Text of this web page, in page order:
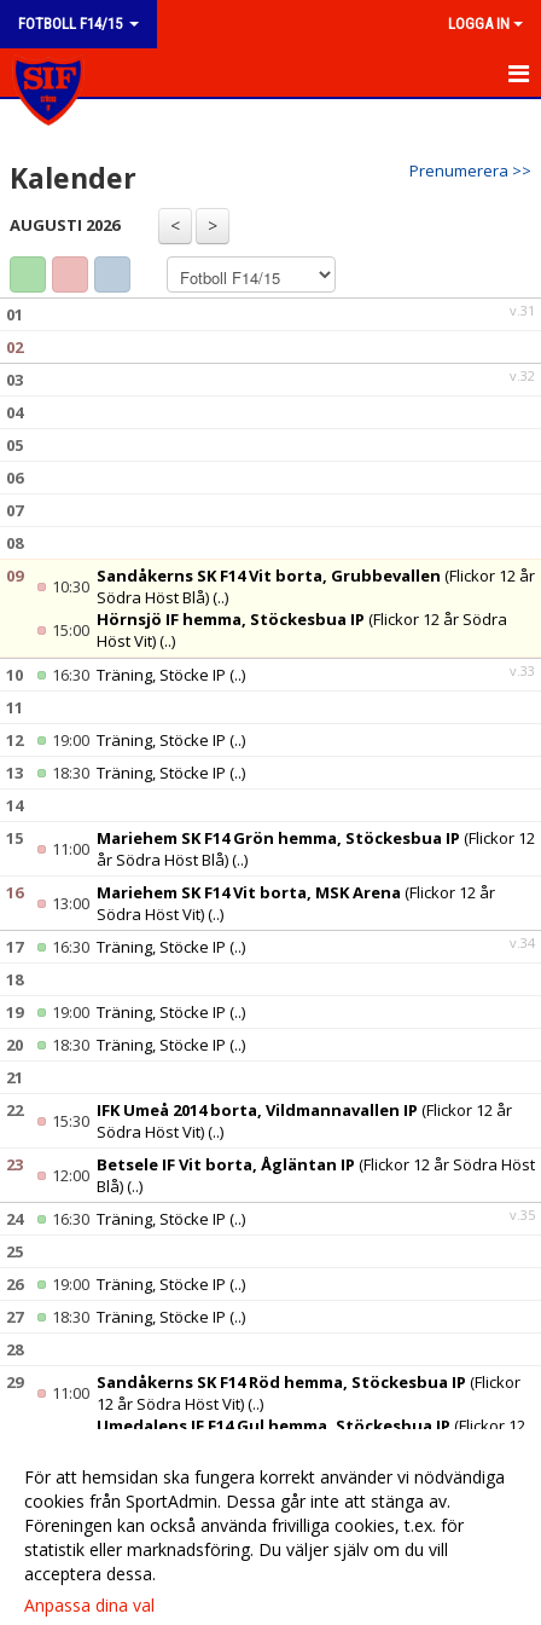
FOTBOLL F14/15 LOGGA IN
HEM
NYHETER
KALENDER
BILDGALLERI
KONTAKT
Prenumerera >>
Kalender
AUGUSTI 2026
v.31
01
02
v.32
03
04
05
06
07
08
09
10:30 Sandåkerns SK F14 Vit borta, Grubbevallen (Flickor 12 år
Södra Höst Blå)(..)
15:00 Hörnsjö IF hemma, Stöckesbua IP (Flickor 12 år Södra
Höst Vit)(..)
v.33
10 16:30 Träning, Stöcke IP (..)
11
12
19:00 Träning, Stöcke IP (..)
13
18:30 Träning, Stöcke IP (..)
14
15
11:00 Mariehem SK F14 Grön hemma, Stöckesbua IP (Flickor 12
år Södra Höst Blå)(..)
16
13:00 Mariehem SK F14 Vit borta, MSK Arena (Flickor 12 år
Södra Höst Vit)(..)
v.34
17 16:30 Träning, Stöcke IP (..)
18
19
19:00 Träning, Stöcke IP (..)
20
18:30 Träning, Stöcke IP (..)
21
22
15:30 IFK Umeå 2014 borta, Vildmannavallen IP (Flickor 12 år
Södra Höst Vit)(..)
23
12:00 Betsele IF Vit borta, Ågläntan IP (Flickor 12 år Södra Höst
Blå)(..)
v.35
24 16:30 Träning, Stöcke IP (..)
25
26
19:00 Träning, Stöcke IP (..)
27
18:30 Träning, Stöcke IP (..)
28
29
11:00 Sandåkerns SK F14 Röd hemma, Stöckesbua IP (Flickor
12 år Södra Höst Vit)(..)
Umedalens IF F14 Gul hemma, Stöckesbua IP (Flickor 12
16:30Träning, Stöcke IP (..)
För att hemsidan ska fungera korrekt använder vi nödvändiga
cookies från SportAdmin. Dessa går inte att stänga av.
Föreningen kan också använda frivilliga cookies, t.ex. för
statistik eller marknadsföring. Du väljer själv om du vill
acceptera dessa.
Anpassa dina val